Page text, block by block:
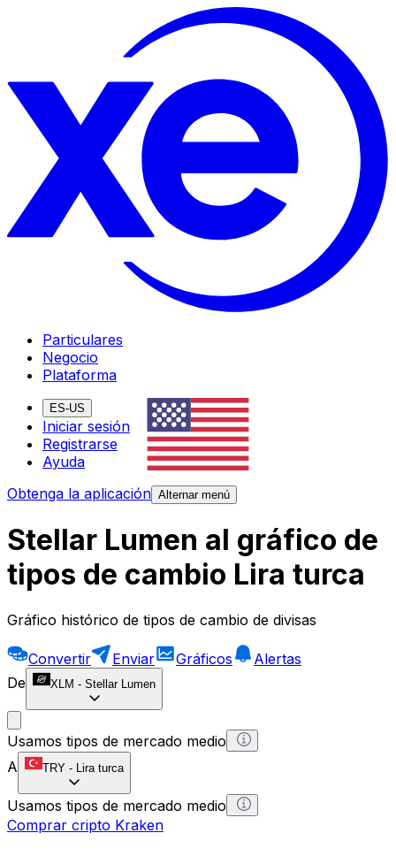
Particulares
Negocio
Plataforma
ES-US
Iniciar sesión
Registrarse
Ayuda
Obtenga la aplicación Alternar menú
Stellar Lumen al gráfico de
tipos de cambio Lira turca
Gráfico histórico de tipos de cambio de divisas
Convertir Enviar Gráficos
Alertas
De
XLM - Stellar Lumen
Usamos tipos de mercado medio
A
TRY - Lira turca
Usamos tipos de mercado medio
Comprar cripto Kraken